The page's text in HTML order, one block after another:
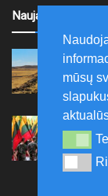
Naujausi
širdy“
mūsų